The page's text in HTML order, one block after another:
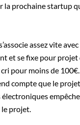
la prochaine startup
assez vite
et se fixe pour projet
pour moins de
compte que le
électroniques
projet.